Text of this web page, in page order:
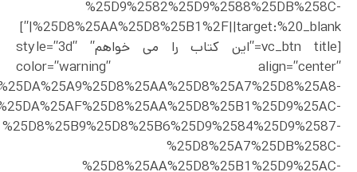
%25D9%2582%25D9%2588%25DB%258C-
%25D8%25AA%25D8%25B1%2F||target:%20_blank|”]
[vc_btn title=”این کتاب را می خواهم” style=”3d”
color=”warning” align=”center”
%25D8%25B9%25D8%25B6%25D9%2584%25D9%2587-
%25D8%25A7%25DB%258C-
%25D8%25AA%25D8%25B1%25D9%25AC-